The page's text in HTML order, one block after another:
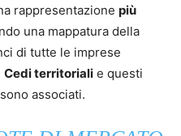
rappresentazione più
una mappatura della
di tutte le imprese
Cedi territoriali e questi
associati.